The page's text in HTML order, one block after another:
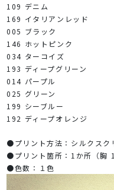
109 デニム
169 イタリアンレッド
005 ブラック
146 ホットピンク
034 ターコイズ
193 ディープグリーン
014 パープル
025 グリーン
199 シーブルー
192 ディープオレンジ
●プリント方法：シルクスク
●プリント箇所：1か所（胸 1
●色数：１色